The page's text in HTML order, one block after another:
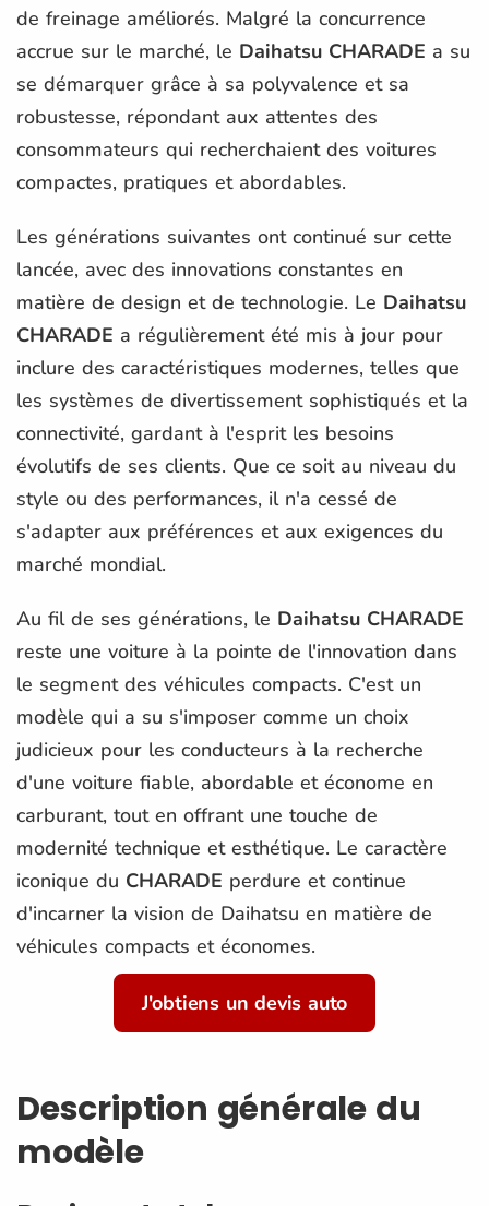
de freinage améliorés. Malgré la concurrence
accrue sur le marché, le Daihatsu CHARADE a su
se démarquer grâce à sa polyvalence et sa
robustesse, répondant aux attentes des
consommateurs qui recherchaient des voitures
compactes, pratiques et abordables.
Les générations suivantes ont continué sur cette
lancée, avec des innovations constantes en
matière de design et de technologie. Le Daihatsu
CHARADE a régulièrement été mis à jour pour
inclure des caractéristiques modernes, telles que
les systèmes de divertissement sophistiqués et la
connectivité, gardant à l'esprit les besoins
évolutifs de ses clients. Que ce soit au niveau du
style ou des performances, il n'a cessé de
s'adapter aux préférences et aux exigences du
marché mondial.
Au fil de ses générations, le Daihatsu CHARADE
reste une voiture à la pointe de l'innovation dans
le segment des véhicules compacts. C'est un
modèle qui a su s'imposer comme un choix
judicieux pour les conducteurs à la recherche
d'une voiture fiable, abordable et économe en
carburant, tout en offrant une touche de
modernité technique et esthétique. Le caractère
iconique du CHARADE perdure et continue
d'incarner la vision de Daihatsu en matière de
véhicules compacts et économes.
J'obtiens un devis auto
Description générale du
modèle